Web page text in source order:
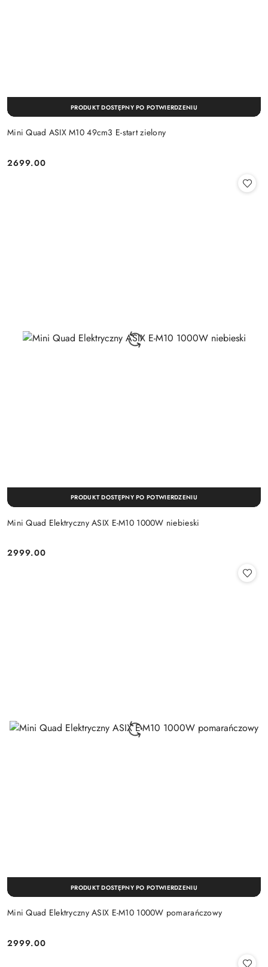
Mini Quad ASIX M10 49cm3 E-start zielony
Cena:
2699.00
PRODUKT DOSTĘPNY PO POTWIERDZENIU
Mini Quad Elektryczny ASIX E-M10 1000W niebieski
Cena:
2999.00
PRODUKT DOSTĘPNY PO POTWIERDZENIU
Mini Quad Elektryczny ASIX E-M10 1000W pomarańczowy
Cena:
2999.00
PRODUKT DOSTĘPNY PO POTWIERDZENIU